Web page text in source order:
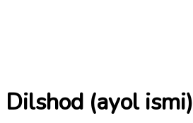
Dilshod (ayol ismi)